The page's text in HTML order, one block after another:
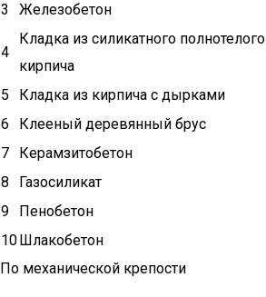
3
Железобетон
4
Кладка из силикатного полнотелого
кирпича
5 Кладка из кирпича с дырками
6
Клееный деревянный брус
7
Керамзитобетон
8
Газосиликат
9
Пенобетон
10Шлакобетон
По механической крепости